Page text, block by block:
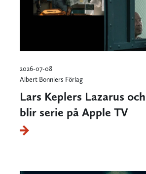
2026-07-08
Albert Bonniers Förlag
Lars Keplers Lazarus
blir serie på Apple TV